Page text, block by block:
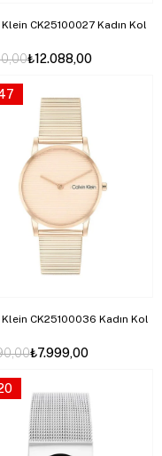
CK25100027 Kadın Kol
₺12.088,00
CK25100036 Kadın Kol
₺7.999,00